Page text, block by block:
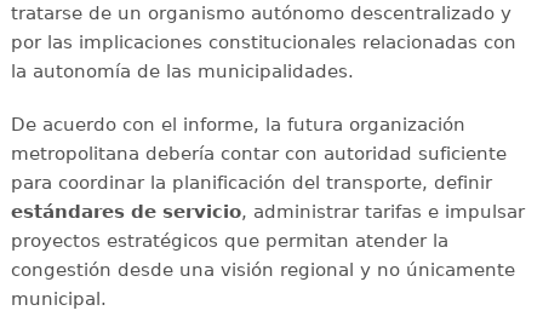
tratarse de un organismo autónomo descentralizado y
por las implicaciones constitucionales relacionadas con
la autonomía de las municipalidades.
De acuerdo con el informe, la futura organización
metropolitana debería contar con autoridad suficiente
para coordinar la planificación del transporte, definir
estándares de servicio, administrar tarifas e impulsar
proyectos estratégicos que permitan atender la
congestión desde una visión regional y no únicamente
municipal.